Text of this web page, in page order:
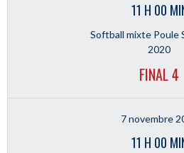
11 H 00
Softball mixte Poule
2020
FINAL 4
7 novembre
11 H 00